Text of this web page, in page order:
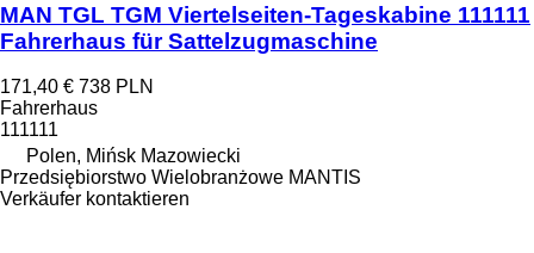
MAN TGL TGM Viertelseiten-Tageskabine 111111
Fahrerhaus für Sattelzugmaschine
171,40 € 738 PLN
Fahrerhaus
111111
Polen, Mińsk Mazowiecki
Przedsiębiorstwo Wielobranżowe MANTIS
Verkäufer kontaktieren